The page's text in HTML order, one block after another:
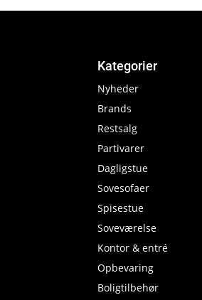
Kategorier
Nyheder
Brands
Restsalg
Partivarer
Dagligstue
Sovesofaer
Spisestue
Soveværelse
Kontor & entré
Opbevaring
Boligtilbehør